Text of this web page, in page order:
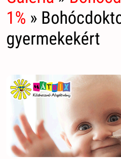
1% »
gyermekekért